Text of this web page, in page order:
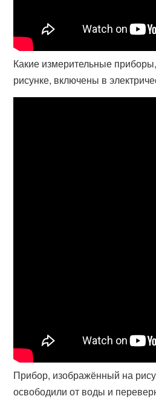
Какие измерительные
рисунке, включены в
Прибор, изображённый на
освободили от воды и